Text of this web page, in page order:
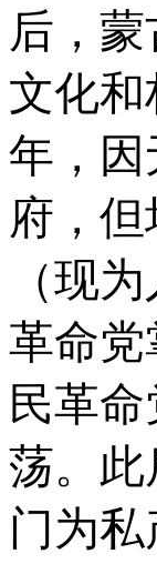
后，
文化和
年，
府，
（现
革命
民革
荡。此
门为